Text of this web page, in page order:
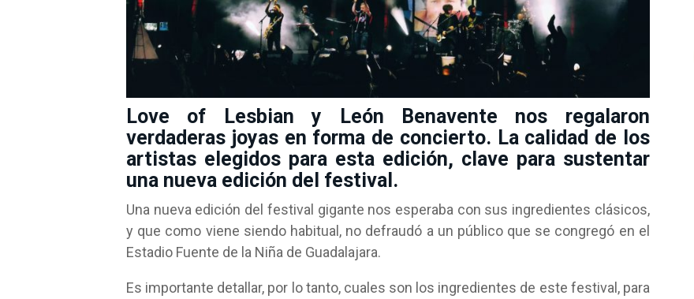
Love of Lesbian y León Benavente nos regalaron
verdaderas joyas en forma de concierto. La calidad de los
artistas elegidos para esta edición, clave para sustentar
una nueva edición del festival.
Una nueva edición del festival gigante nos esperaba con sus ingredientes clásicos,
y que como viene siendo habitual, no defraudó a un público que se congregó en el
Estadio Fuente de la Niña de Guadalajara.
Es importante detallar, por lo tanto, cuales son los ingredientes de este festival, para